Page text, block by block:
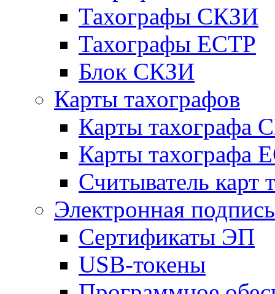
Тахографы СКЗИ
Тахографы ЕСТР
Блок СКЗИ
Карты тахографов
Карты тахографа
Карты тахографа
Считыватель карт
Электронная
Сертификаты ЭП
USB-токены